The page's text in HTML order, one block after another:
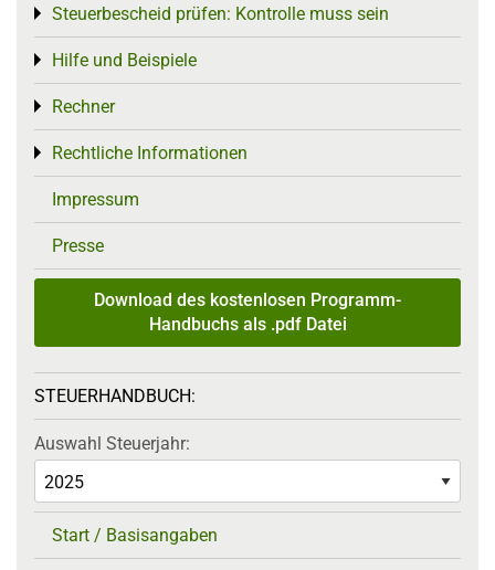
Steuerbescheid prüfen: Kontrolle muss sein
Toggle menu
Hilfe und Beispiele
Toggle menu
Rechner
Toggle menu
Rechtliche Informationen
Toggle menu
Impressum
Presse
Download des kostenlosen Programm-
Handbuchs als .pdf Datei
STEUERHANDBUCH:
Auswahl Steuerjahr:
Start / Basisangaben